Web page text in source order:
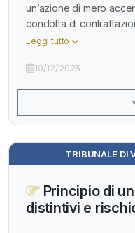
un’azione di mero
condotta di
Leggi tutto
10/12/2025
TRIBUNALE DI
Principio di
distintivi e